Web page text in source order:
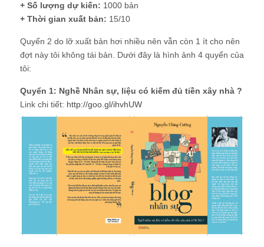
+ Số lượng dự kiến: 1000 bản
+ Thời gian xuất bản: 15/10
Quyển 2 do lỡ xuất bản hơi nhiều nên vẫn còn 1 ít cho nên
đợt này tôi không tái bản. Dưới đây là hình ảnh 4 quyển của
tôi:
Quyển 1: Nghề Nhân sự, liệu có kiếm đủ tiền xây nhà ?
Link chi tiết: http://goo.gl/ihvhUW